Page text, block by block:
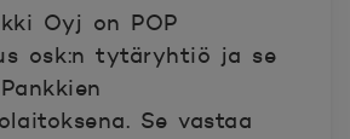
Oyj on POP
osk:n tytäryhtiö ja se
Se vastaa